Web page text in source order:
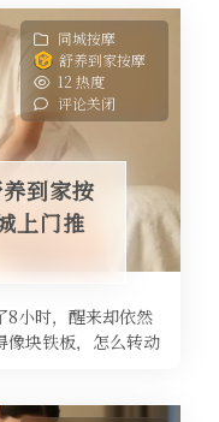
同城按摩
舒养到家按摩
12 热度
评论关闭
到家按
上门推
8小时，醒来却依然
像块铁板，怎么转动